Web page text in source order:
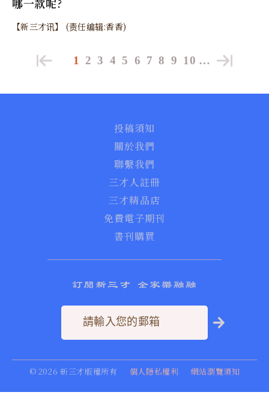
【新三才讯】 (责任编辑:香香)
1 2 3 4 5 6 7 8 9 10 …
投稿須知
關於我們
聯繫我們
三才人註冊
三才精品店
免費電子期刊
書刊購買
訂閱新三才 全家樂融融
© 2026 新三才版權所有 個人隱私權利 網站瀏覽須知